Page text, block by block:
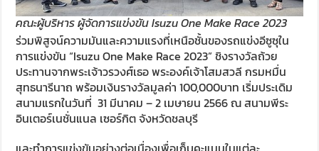
คณะผู้บริหาร ผู้จัดการแข่งขัน Isuzu One Make Race 2023
ร่วมพิสูจน์ความมันและความแรงที่เหนือชั้นของรถแข่งอีซูซุใน
การแข่งขัน “Isuzu One Make Race 2023” ชิงรางวัลถ้วย
ประทานจากพระเจ้าวรวงศ์เธอ พระองค์เจ้าโสมสวลี กรมหมื่น
สุทธนารีนาถ พร้อมเงินรางวัลมูลค่า 100,000บาท เริ่มประเดิม
สนามแรกในวันที่ 31 มีนาคม – 2 เมษายน 2566 ณ สนามพีระ
อินเตอร์เนชั่นแนล เซอร์กิต จังหวัดชลบุรี